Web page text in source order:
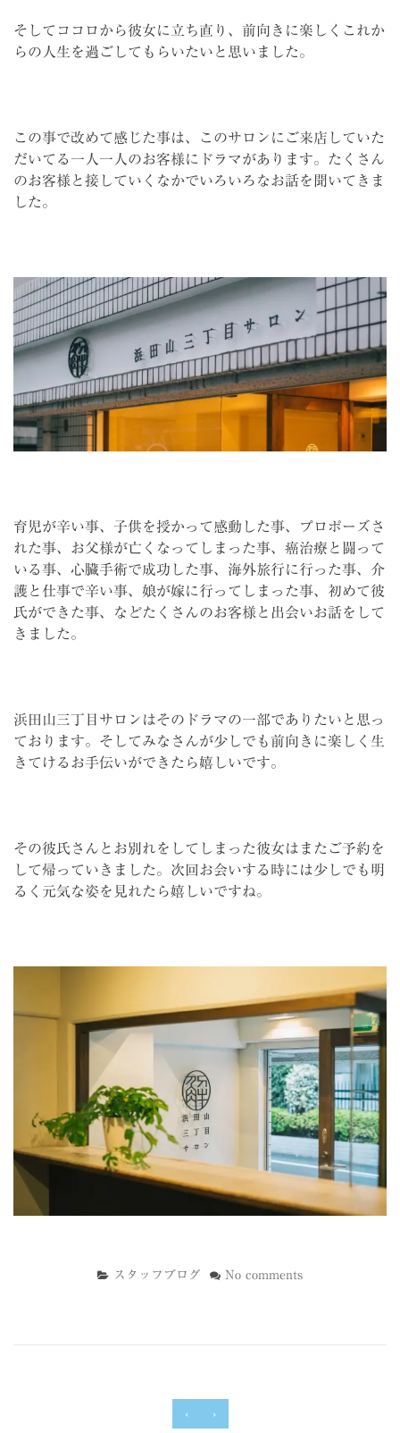
そしてココロから彼女に立ち直り、前向きに楽しくこれか
らの人生を過ごしてもらいたいと思いました。
この事で改めて感じた事は、このサロンにご来店していた
だいてる一人一人のお客様にドラマがあります。たくさん
のお客様と接していくなかでいろいろなお話を聞いてきま
した。
育児が辛い事、子供を授かって感動した事、プロポーズさ
れた事、お父様が亡くなってしまった事、癌治療と闘って
いる事、心臓手術で成功した事、海外旅行に行った事、介
護と仕事で辛い事、娘が嫁に行ってしまった事、初めて彼
氏ができた事、などたくさんのお客様と出会いお話をして
きました。
浜田山三丁目サロンはそのドラマの一部でありたいと思っ
ております。そしてみなさんが少しでも前向きに楽しく生
きてけるお手伝いができたら嬉しいです。
その彼氏さんとお別れをしてしまった彼女はまたご予約を
して帰っていきました。次回お会いする時には少しでも明
るく元気な姿を見れたら嬉しいですね。
スタッフブログ No comments
‹ ›